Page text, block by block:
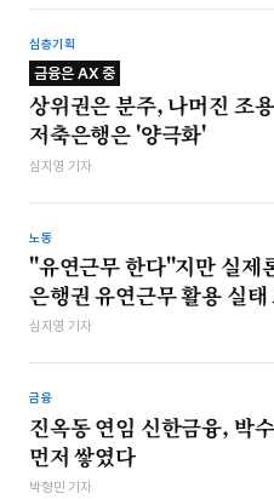
심층기획
금융은 AX 중
상위권은 분주, 나머진 조
저축은행은 '양극화'
심지영 기자
노동
"유연근무 한다"지만 실제
은행권 유연근무 활용 실태
심지영 기자
금융
진옥동 연임 신한금융, 박
먼저 쌓였다
박형민 기자